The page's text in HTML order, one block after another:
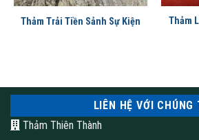
Thảm Trải Tiền Sảnh Sự Kiện
Thảm
LIÊN HỆ VỚI CHÚNG
Thảm Thiên Thành